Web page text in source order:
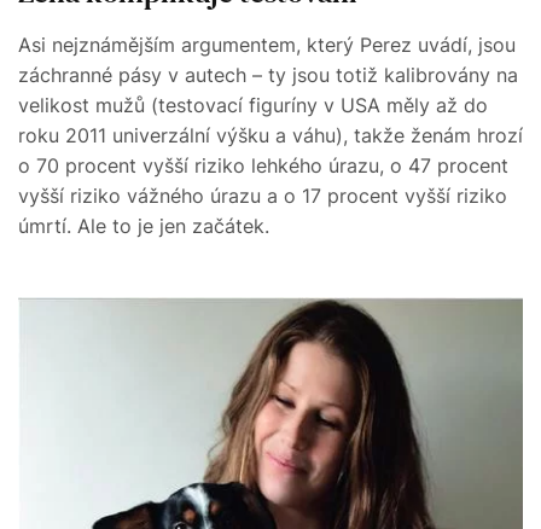
Asi nejznámějším argumentem, který Perez uvádí, jsou
záchranné pásy v autech – ty jsou totiž kalibrovány na
velikost mužů (testovací figuríny v USA měly až do
roku 2011 univerzální výšku a váhu), takže ženám hrozí
o 70 procent vyšší riziko lehkého úrazu, o 47 procent
vyšší riziko vážného úrazu a o 17 procent vyšší riziko
úmrtí. Ale to je jen začátek.